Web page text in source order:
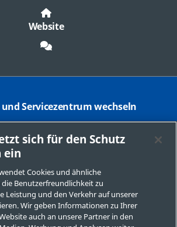
Website
Servicezentrum wechseln
speichern
Swagelok Company
DSGVO
Neukundenformular
sich für den Schutz
ein
Cookies und ähnliche
Benutzerfreundlichkeit zu
Leistung und den Verkehr auf unserer
Wir geben Informationen zu Ihrer
auch an unsere Partner in den